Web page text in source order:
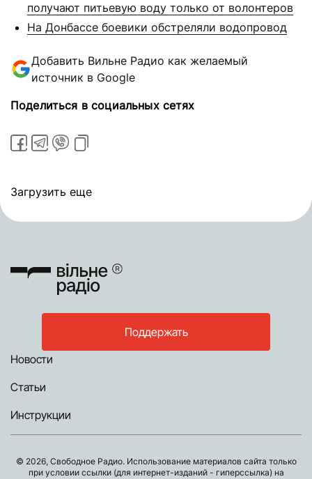
получают питьевую воду только от волонтеров
На Донбассе боевики обстреляли водопровод
Добавить Вильне Радио как желаемый
источник в Google
Поделиться в социальных сетях
Загрузить еще
Поддержать
Новости
Статьи
Инструкции
© 2026, Свободное Радио. Использование материалов сайта только
при условии ссылки (для интернет-изданий - гиперссылка) на